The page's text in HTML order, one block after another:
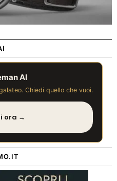
AI
Chiedi quello che vuoi.
ora →